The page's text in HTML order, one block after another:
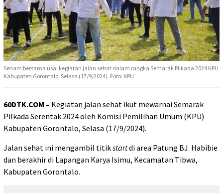
Senam bersama usai kegiatan jalan sehat dalam rangka Semarak Pilkada 2024 KPU
Kabupaten Gorontalo, Selasa (17/9/2024). Foto: KPU
60DTK.COM – Kegiatan jalan sehat ikut mewarnai Semarak
Pilkada Serentak 2024 oleh Komisi Pemilihan Umum (KPU)
Kabupaten Gorontalo, Selasa (17/9/2024).
Jalan sehat ini mengambil titikstartdi area Patung BJ. Habibie
dan berakhir di Lapangan Karya Isimu, Kecamatan Tibwa,
Kabupaten Gorontalo.